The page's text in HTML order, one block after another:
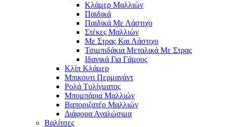
Κλάμερ Μαλλιών
Παιδικά
Παιδικά Με Λάστιχο
Στέκες Μαλλιών
Με Στρας Και Λάστιχο
Τσιμπιδάκια Μεταλικά Με Στρας
Ιδανικά Για Γάμους
Κλίπ Κλάμερ
Μπικουτι Περμανάντ
Ρολά Τυλίγματος
Μπομπάρια Μαλλιών
Βαποριζατέρ Μαλλιών
Διάφορα Αναλώσιμα
Βαλίτσες